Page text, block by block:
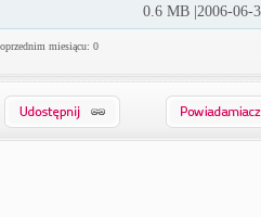
0.6 MB |2006-06-
miesiącu: 0